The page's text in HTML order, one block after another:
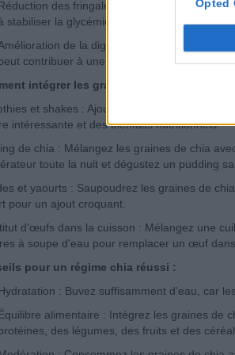
Opted
des fringales : La capacité des
stabiliser la glycémie, réduisant ainsi les
de la digestion : Les fibres
contribuer à une meilleure régulation du
intégrer les graines de chia dans
et shakes : Ajoutez une cuillère à soupe
intéressante et des bienfaits nutritionnels.
de chia : Mélangez les graines de chia
toute la nuit et dégustez un pudding
et yaourts : Saupoudrez les graines de
pour un ajout croquant.
d'œufs dans la cuisson : Mélangez une
à soupe d'eau pour remplacer un œuf
pour un régime chia réussi :
: Buvez suffisamment d'eau, car
alimentaire : Intégrez les graines de
des légumes, des fruits et des